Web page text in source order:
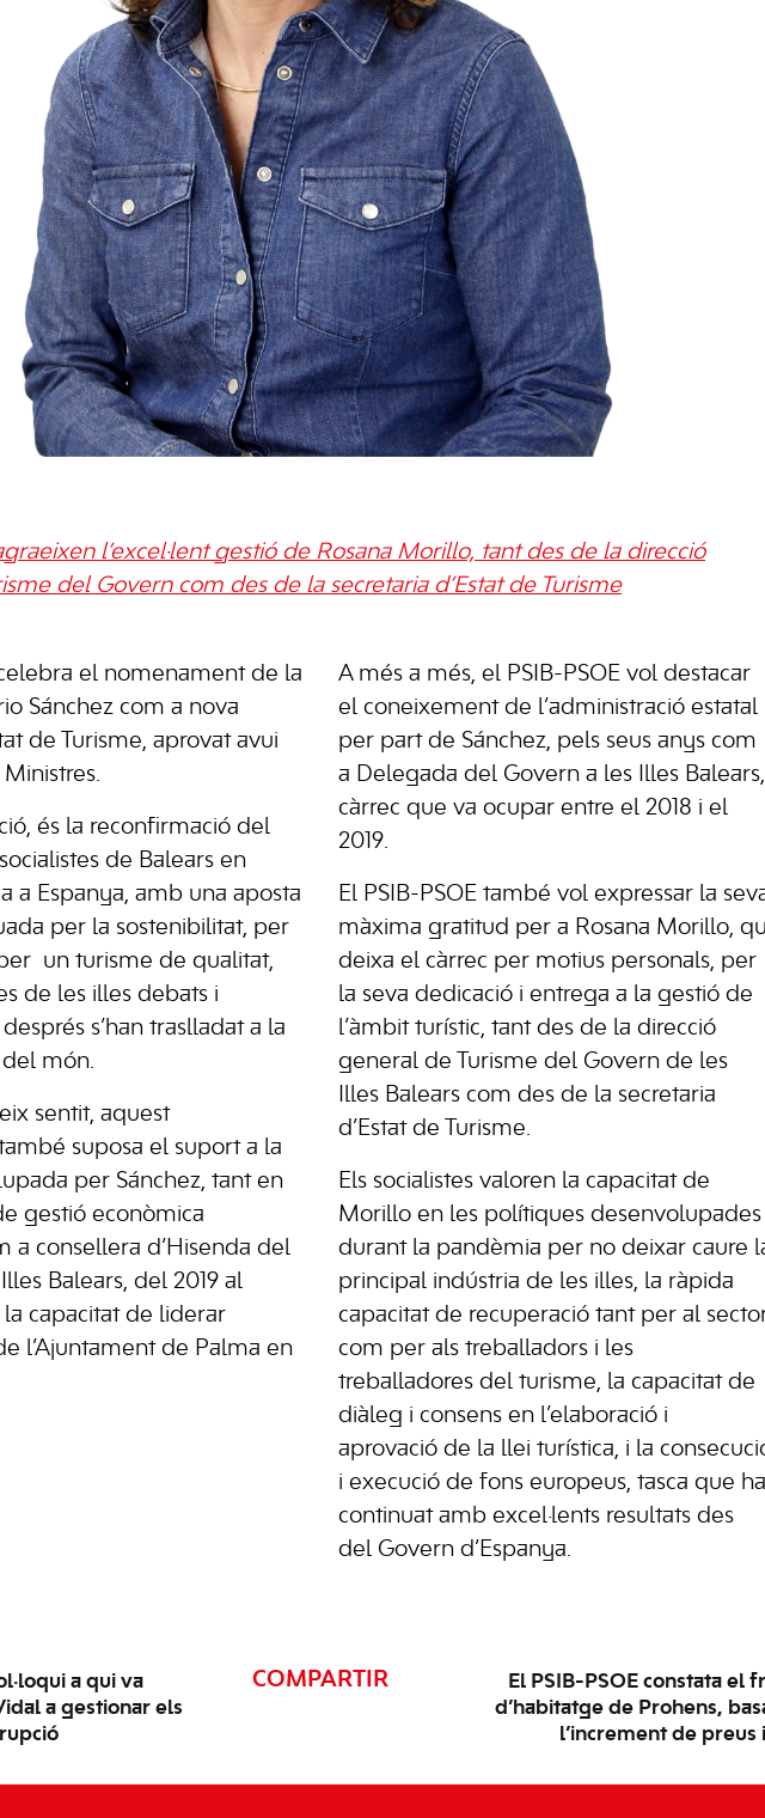
l’excel·lent gestió de Rosana Morillo, tant des de la direcció
del Govern com des de la secretaria d’Estat de Turisme
celebra el nomenament de la
Sánchez com a nova
de Turisme, aprovat avui
és la reconfirmació del
de Balears en
a Espanya, amb una aposta
per la sostenibilitat, per
un turisme de qualitat,
de les illes debats i
s’han traslladat a la
del món.
sentit, aquest
suposa el suport a la
per Sánchez, tant en
gestió econòmica
a consellera d’Hisenda del
Balears, del 2019 al
capacitat de liderar
l’Ajuntament de Palma en
A més a més, el PSIB-PSOE vol destacar
el coneixement de l’administració estatal
per part de Sánchez, pels seus anys com
a Delegada del Govern a les Illes Balears,
càrrec que va ocupar entre el 2018 i el
2019.
El PSIB-PSOE també vol expressar la
màxima gratitud per a Rosana Morillo,
deixa el càrrec per motius personals, per
la seva dedicació i entrega a la gestió de
l’àmbit turístic, tant des de la direcció
general de Turisme del Govern de les
Illes Balears com des de la secretaria
d’Estat de Turisme.
Els socialistes valoren la capacitat de
Morillo en les polítiques desenvolupades
durant la pandèmia per no deixar caure
principal indústria de les illes, la ràpida
capacitat de recuperació tant per al
com per als treballadors i les
treballadores del turisme, la capacitat de
diàleg i consens en l’elaboració i
aprovació de la llei turística, i la
i execució de fons europeus, tasca que ha
continuat amb excel·lents resultats des
del Govern d’Espanya.
a qui va
a gestionar els
COMPARTIR
El PSIB-PSOE constata el
d’habitatge de Prohens,
l’increment de preus